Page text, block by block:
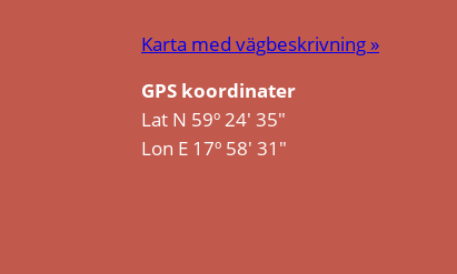
Karta med vägbeskrivning »
GPS koordinater
Lat N 59º 24′ 35″
Lon E 17º 58′ 31″